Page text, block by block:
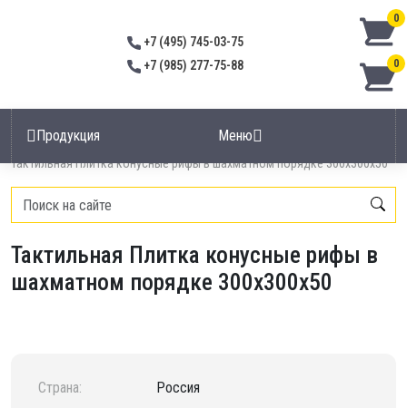
+7 (495) 745-03-75
+7 (985) 277-75-88
0
0
Продукция Меню
Главная Тактильная плитка
Тактильная Плитка конусные рифы в шахматном порядке 300х300х50
Тактильная Плитка конусные рифы в
шахматном порядке 300х300х50
Страна: Россия